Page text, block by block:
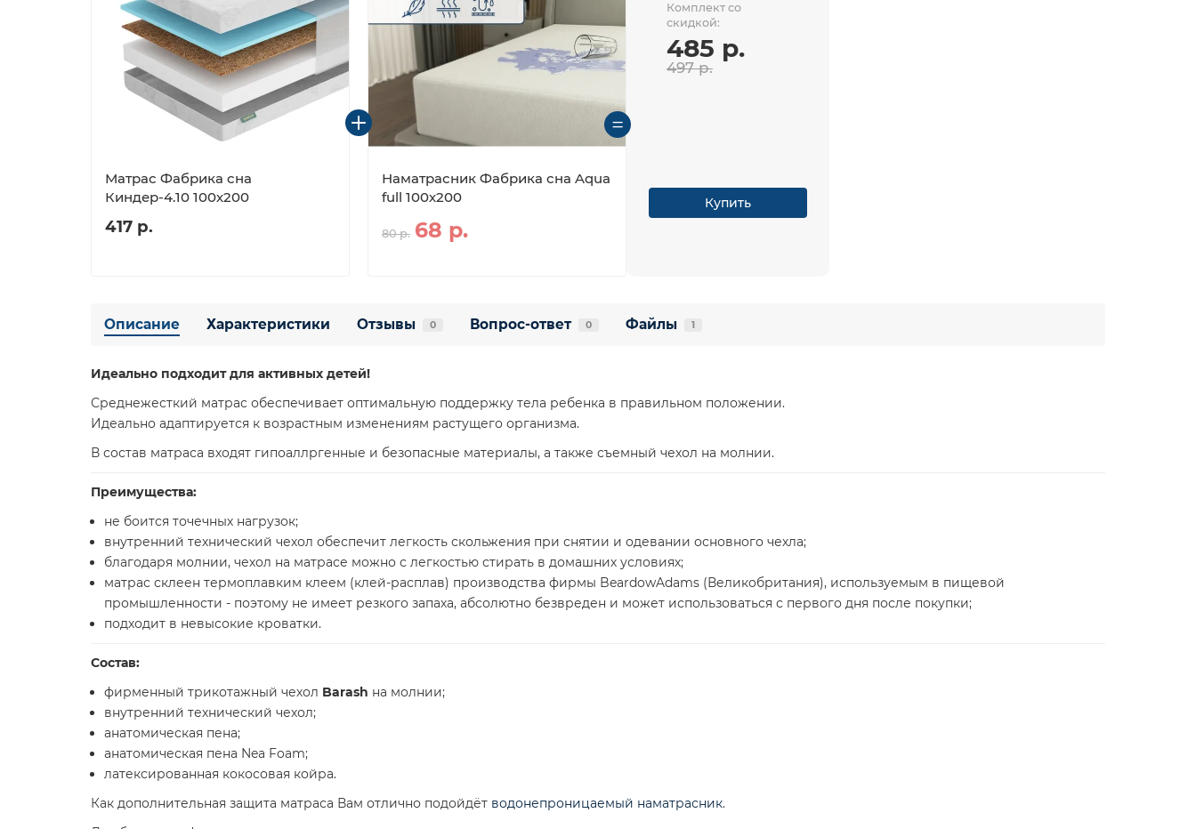
Матрас Фабрика сна
Киндер-4.10 100х200
417 р.
Наматрасник Фабрика сна Aqua
full 100х200
80 р. 68 р.
Комплект со
скидкой:
485 р.
497 р.
Купить
Описание Характеристики Отзывы 0 Вопрос-ответ 0 Файлы 1
Идеально подходит для активных детей!
Среднежесткий матрас обеспечивает оптимальную поддержку тела ребенка в правильном положении.
Идеально адаптируется к возрастным изменениям растущего организма.
В состав матраса входят гипоаллргенные и безопасные материалы, а также съемный чехол на молнии.
Преимущества:
не боится точечных нагрузок;
внутренний технический чехол обеспечит легкость скольжения при снятии и одевании основного чехла;
благодаря молнии, чехол на матрасе можно с легкостью стирать в домашних условиях;
матрас склеен термоплавким клеем (клей-расплав) производства фирмы BeardowAdams (Великобритания), используемым в пищевой
промышленности - поэтому не имеет резкого запаха, абсолютно безвреден и может использоваться с первого дня после покупки;
подходит в невысокие кроватки.
Состав:
фирменный трикотажный чехол Barash на молнии;
внутренний технический чехол;
анатомическая пена;
анатомическая пена Nea Foam;
латексированная кокосовая койра.
Как дополнительная защита матраса Вам отлично подойдёт водонепроницаемый наматрасник.